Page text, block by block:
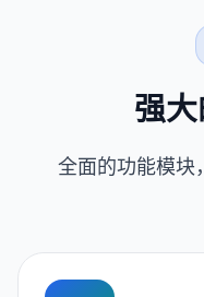
强
全面的功能模块